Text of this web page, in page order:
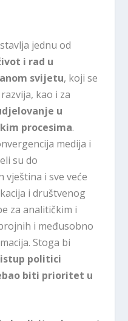
jednu od
i rad u
svijetu, koji se
kao i za
u
procesima.
medija i
su do
i sve veće
i društvenog
za analitičkim i
i međusobno
Stoga bi
politici
biti prioritet u